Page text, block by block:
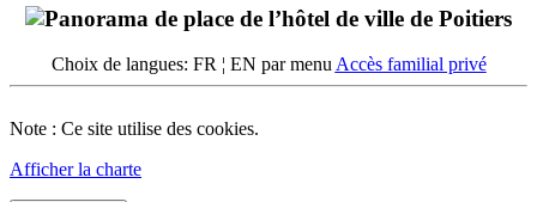
Choix de langues: FR ¦ EN par menuAccès familial privé
Note : Ce site utilise des cookies.
Afficher la charte